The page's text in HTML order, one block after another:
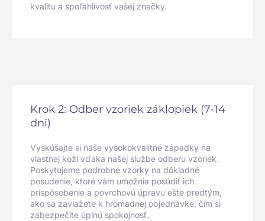
kvalitu a spoľahlivosť vašej značky.
Krok 2: Odber vzoriek záklopiek (7-14
dní)
Vyskúšajte si naše vysokokvalitné západky na
vlastnej koži vďaka našej službe odberu vzoriek.
Poskytujeme podrobné vzorky na dôkladné
posúdenie, ktoré vám umožnia posúdiť ich
prispôsobenie a povrchovú úpravu ešte predtým,
ako sa zaviažete k hromadnej objednávke, čím si
zabezpečíte úplnú spokojnosť.